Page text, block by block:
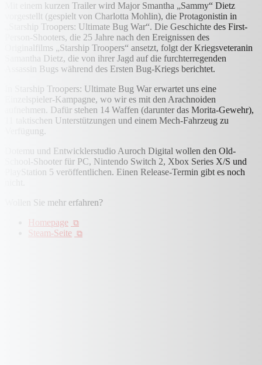
Mit einem kurzen Trailer wird Major Smantha „Sammy“ Dietz
vorgestellt (gespielt von Charlotta Mohlin), die Protagonistin in
„Starship Troopers: Ultimate Bug War“. Die Geschichte des First-
Person-Shooters, die 25 Jahre nach den Ereignissen des
Originalfilms „Starship Troopers“ ansetzt, folgt der Kriegsveteranin
Samantha Dietz, die von ihrer Jagd auf die furchterregenden
Assassin Bugs während des Ersten Bug-Kriegs berichtet.
In Starship Troopers: Ultimate Bug War erwartet uns eine
Einzelspieler-Kampagne, wo wir es mit den Arachnoiden
aufnehmen. Dafür stehen 14 Waffen (darunter das Morita-Gewehr),
11 taktischen Unterstützungen und einem Mech-Fahrzeug zu
Verfügung.
Dotemu und Entwicklerstudio Auroch Digital wollen den Old-
School-Shooter für PC, Nintendo Switch 2, Xbox Series X/S und
PlayStation 5 veröffentlichen. Einen Release-Termin gibt es noch
Wollen Sie mehr erfahren?
Homepage
Steam-Seite